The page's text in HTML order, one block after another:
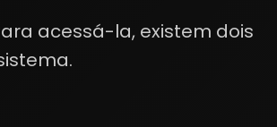
acessá-la, existem dois